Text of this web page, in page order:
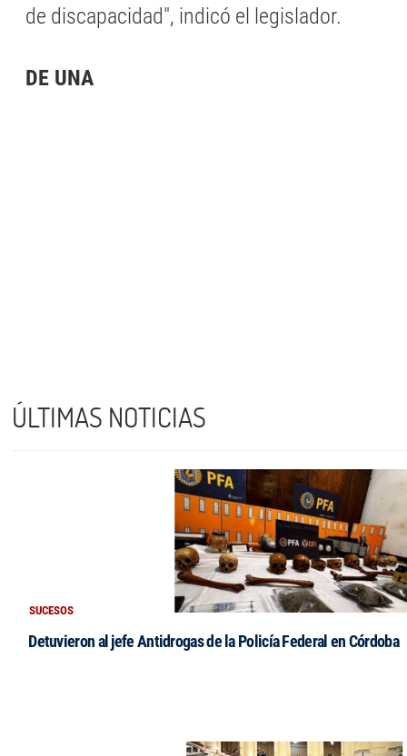
de discapacidad", indicó el legislador.
DE UNA
ÚLTIMAS NOTICIAS
SUCESOS
Detuvieron al jefe Antidrogas de la Policía Federal en Córdoba